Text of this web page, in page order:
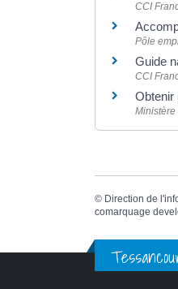
CCI
Pôle
Guide
CCI
Obtenir
Ministère
© Direction de
comarquage